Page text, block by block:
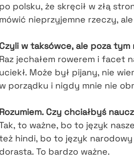
po polsku, że skręcił w złą
mówić nieprzyjemne rzeczy,
Czyli w taksówce, ale poza tym
Raz jechałem rowerem i facet
uciekł. Może był pijany, nie
w porządku i nigdy mnie nie
Rozumiem. Czy chciałbyś
to ważne, bo to język
hindi, bo to język
dorasta. To bardzo ważne.